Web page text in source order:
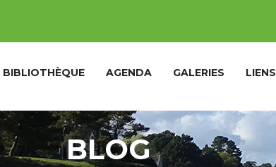
BIBLIOTHÈQUE AGENDA GALERIES LIENS
BLOG